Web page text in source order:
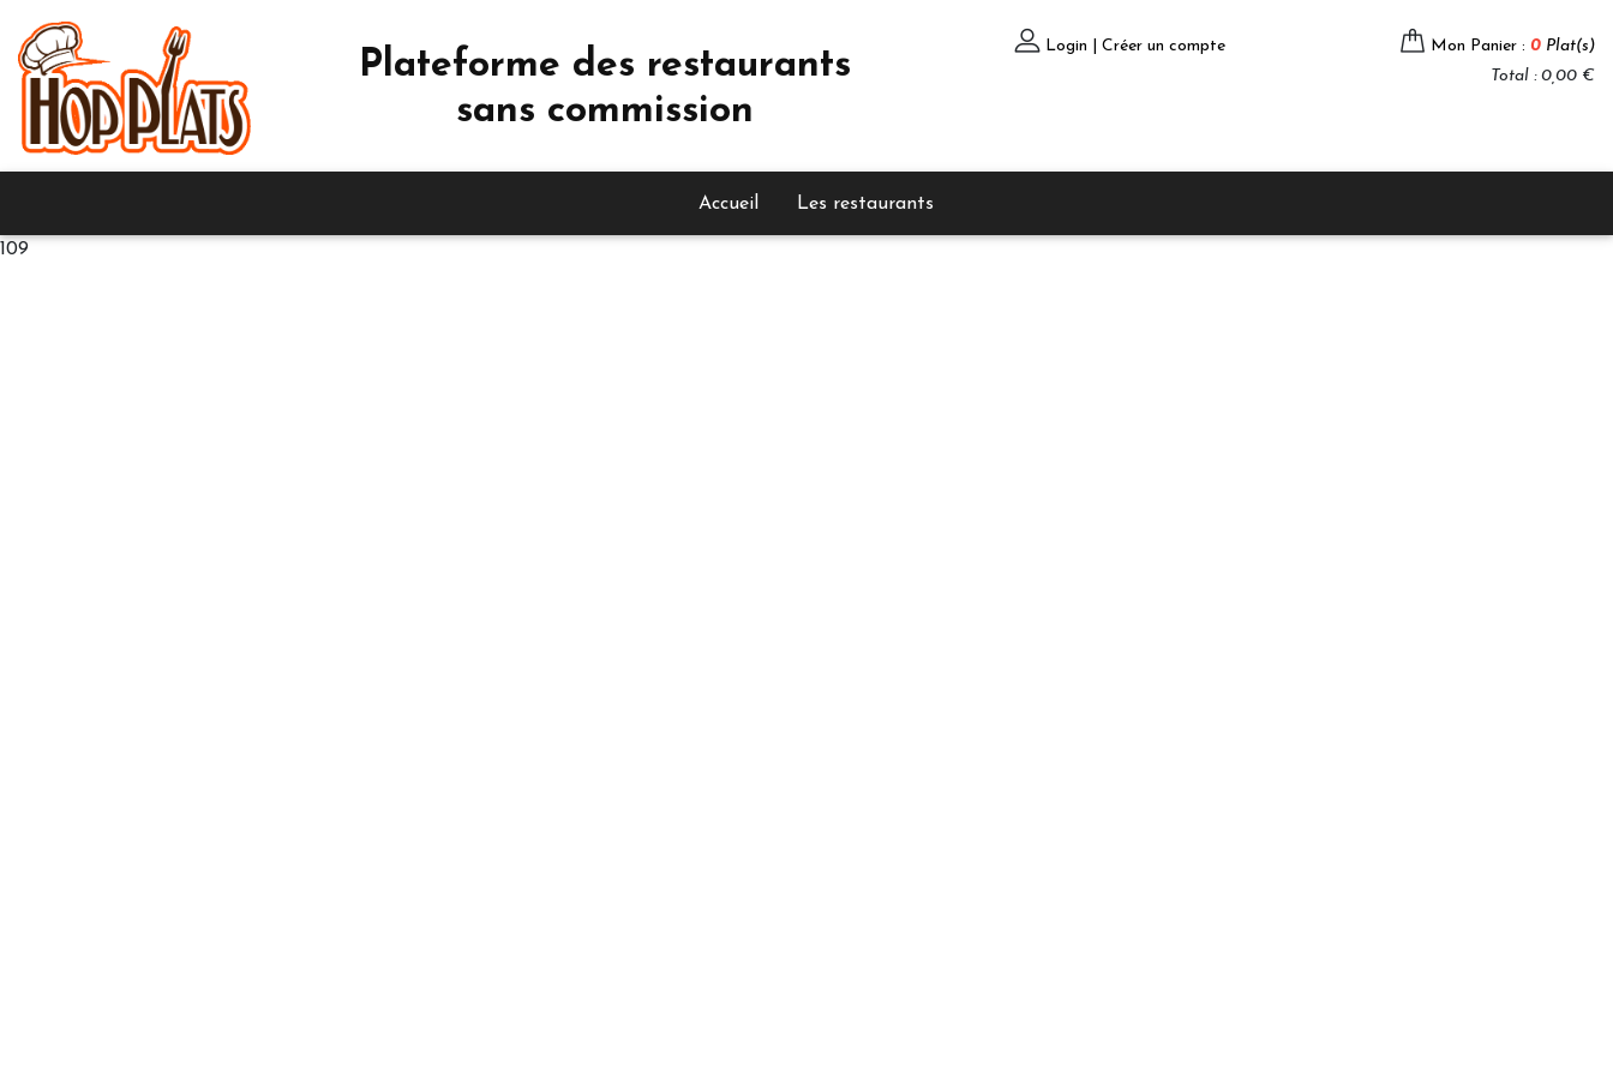
Plateforme des restaurants
sans commission
Login | Créer un compte Mon Panier : 0 Plat(s)
Total : 0,00 €
Accueil Les restaurants
109